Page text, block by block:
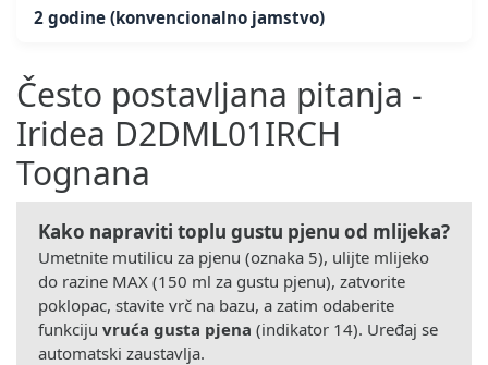
2 godine (konvencionalno jamstvo)
Često postavljana pitanja -
Iridea D2DML01IRCH
Tognana
Kako napraviti toplu gustu pjenu od mlijeka?
Umetnite mutilicu za pjenu (oznaka 5), ulijte mlijeko
do razine MAX (150 ml za gustu pjenu), zatvorite
poklopac, stavite vrč na bazu, a zatim odaberite
funkciju vruća gusta pjena (indikator 14). Uređaj se
automatski zaustavlja.